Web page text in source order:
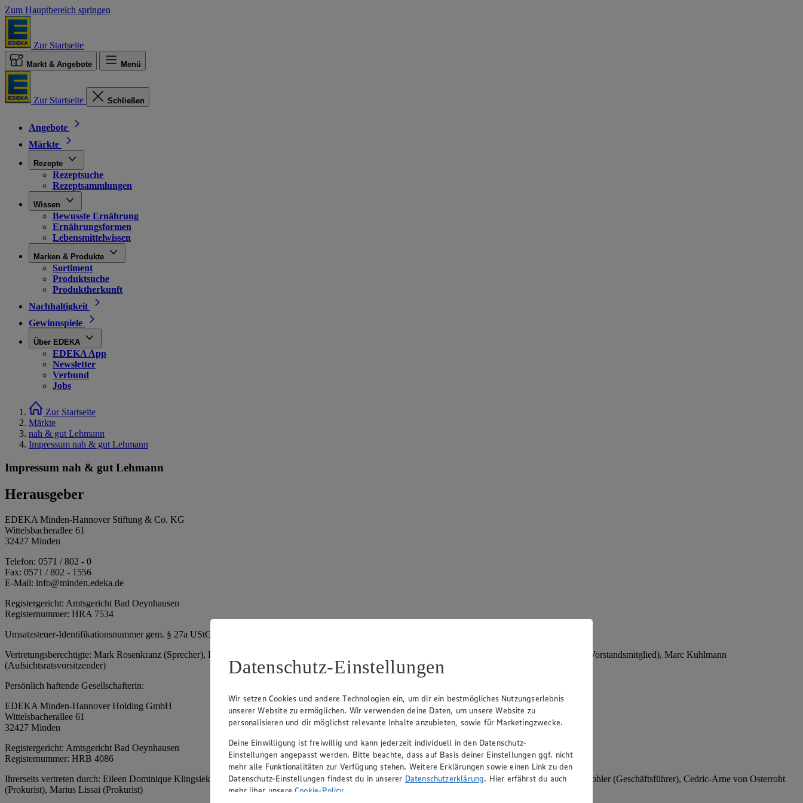
Zum Hauptbereich springen
Zur Startseite
Markt & Angebote Menü
Zur Startseite Schließen
Angebote
Märkte
Rezepte
Rezeptsuche
Rezeptsammlungen
Wissen
Bewusste Ernährung
Ernährungsformen
Lebensmittelwissen
Marken & Produkte
Sortiment
Produktsuche
Produktherkunft
Nachhaltigkeit
Gewinnspiele
Über EDEKA
EDEKA App
Newsletter
Verbund
Jobs
Zur Startseite
Märkte
nah & gut Lehmann
Impressum nah & gut Lehmann
Impressum nah & gut Lehmann
Herausgeber
EDEKA Minden-Hannover Stiftung & Co. KG
Wittelsbacherallee 61
32427 Minden
Telefon: 0571 / 802 - 0
Fax: 0571 / 802 - 1556
E-Mail: info@minden.edeka.de
Registergericht: Amtsgericht Bad Oeynhausen
Registernummer: HRA 7534
Umsatzsteuer-Identifikationsnummer gem. § 27a UStG: DE 266067317
Vertretungsberechtigte: Mark Rosenkranz (Sprecher), Eileen Dominique Klingsiek (Vorstandsmitglied), Ulf-U. Plath (Vorstandsmitglied), Stephan Wohler (Vorstandsmitglied), Marc Kuhlmann
(Aufsichtsratsvorsitzender)
Persönlich haftende Gesellschafterin:
EDEKA Minden-Hannover Holding GmbH
Wittelsbacherallee 61
32427 Minden
Registergericht: Amtsgericht Bad Oeynhausen
Registernummer: HRB 4086
Ihrerseits vertreten durch: Eileen Dominique Klingsiek (Geschäftsführerin), Mark Rosenkranz (Geschäftsführer), Ulf-U. Plath (Geschäftsführer), Stephan Wohler (Geschäftsführer), Cedric-Arne von Osterroht
(Prokurist), Marius Lissai (Prokurist)
Datenschutz-Einstellungen
Wir setzen Cookies und andere Technologien ein, um dir ein bestmögliches Nutzungserlebnis
unserer Website zu ermöglichen. Wir verwenden deine Daten, um unsere Website zu
personalisieren und dir möglichst relevante Inhalte anzubieten, sowie für Marketingzwecke.
Deine Einwilligung ist freiwillig und kann jederzeit individuell in den Datenschutz-
Einstellungen angepasst werden. Bitte beachte, dass auf Basis deiner Einstellungen ggf. nicht
mehr alle Funktionalitäten zur Verfügung stehen. Weitere Erklärungen sowie einen Link zu den
Datenschutz-Einstellungen findest du in unserer Datenschutzerklärung. Hier erfährst du auch
mehr über unsereCookie-Policy.